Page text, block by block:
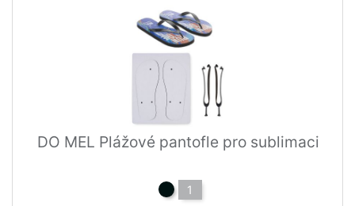
DO MEL Plážové pantofle pro sublimaci
1